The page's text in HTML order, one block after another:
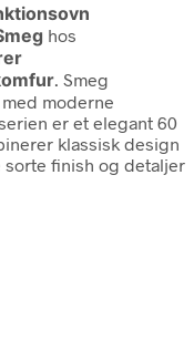
hos
. Smeg
moderne
er et elegant 60
klassisk design
sorte finish og detaljer